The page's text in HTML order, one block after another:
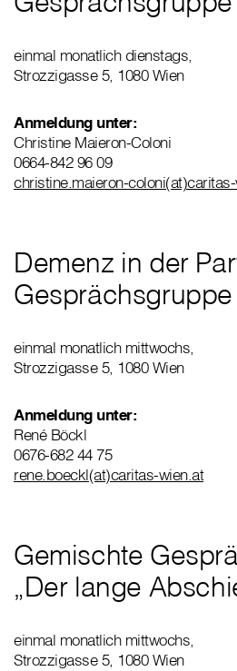
einmal monatlich dienstags,
Strozzigasse 5, 1080 Wien
Anmeldung unter:
Christine Maieron-Coloni
0664-842 96 09
christine.maieron-
Demenz in der
einmal monatlich mittwochs,
Strozzigasse 5, 1080 Wien
Anmeldung unter:
René Böckl
0676-682 44 75
rene.boeckl(at)caritas-wien.at
Gemischte
„Der lange
einmal monatlich mittwochs,
Strozzigasse 5, 1080 Wien